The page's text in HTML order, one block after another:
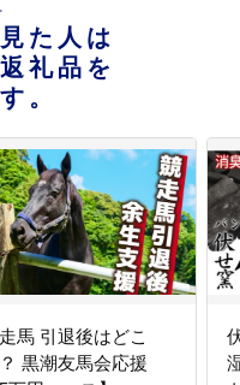
た人は
礼品を
。
馬 引退後はどこ
黒潮友馬会応援